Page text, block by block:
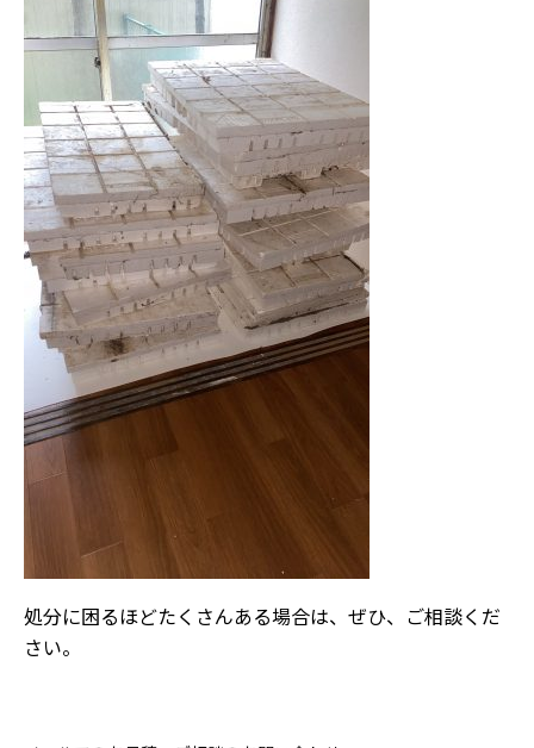
処分に困るほどたくさんある場合は、ぜひ、ご相談くだ
さい。